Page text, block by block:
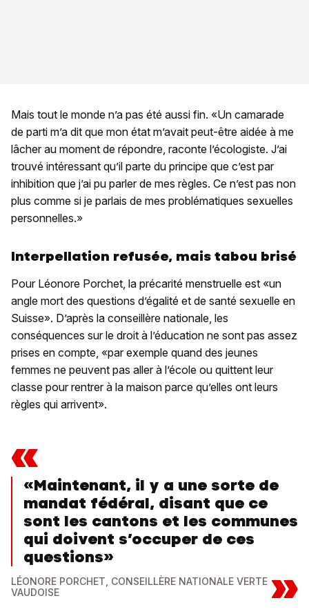
Mais tout le monde n’a pas été aussi fin. «Un camarade
de parti m’a dit que mon état m’avait peut-être aidée à me
lâcher au moment de répondre, raconte l’écologiste. J’ai
trouvé intéressant qu’il parte du principe que c’est par
inhibition que j’ai pu parler de mes règles. Ce n’est pas non
plus comme si je parlais de mes problématiques sexuelles
personnelles.»
Interpellation refusée, mais tabou brisé
Pour Léonore Porchet, la précarité menstruelle est «un
angle mort des questions d’égalité et de santé sexuelle en
Suisse». D’après la conseillère nationale, les
conséquences sur le droit à l’éducation ne sont pas assez
prises en compte, «par exemple quand des jeunes
femmes ne peuvent pas aller à l’école ou quittent leur
classe pour rentrer à la maison parce qu’elles ont leurs
règles qui arrivent».
«
«Maintenant, il y a une sorte de
mandat fédéral, disant que ce
sont les cantons et les communes
qui doivent s’occuper de ces
questions»
LÉONORE PORCHET, CONSEILLÈRE NATIONALE VERTE
VAUDOISE
»